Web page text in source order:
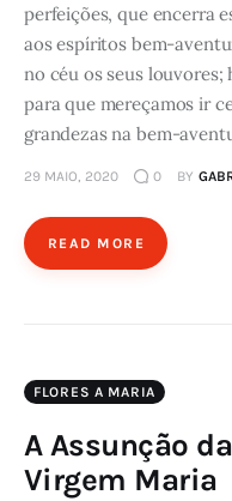
perfeições, que encerra
aos espíritos bem-
no céu os seus
para que mereçamos ir
grandezas na bem-
29 MAIO, 2020 0 BY
READ MORE
FLORES A MARIA
A Assunção
Virgem Maria